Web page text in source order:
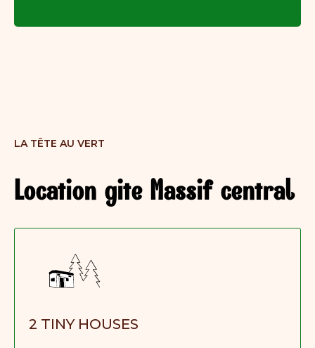
LA TÊTE AU VERT
Location gite Massif central
2 TINY HOUSES